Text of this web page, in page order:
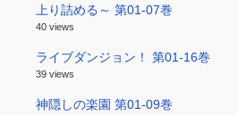
上り詰める～ 第01-07巻
40 views
ライブダンジョン！ 第01-16巻
39 views
神隠しの楽園 第01-09巻